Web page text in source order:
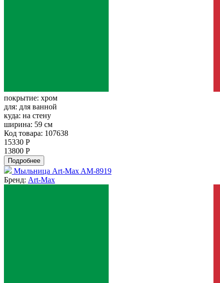
покрытие: хром
для: для ванной
куда: на стену
ширина: 59 см
Код товара: 107638
15330 Р
13800 Р
Подробнее
Мыльница Art-Max AM-8919
Бренд: Art-Max